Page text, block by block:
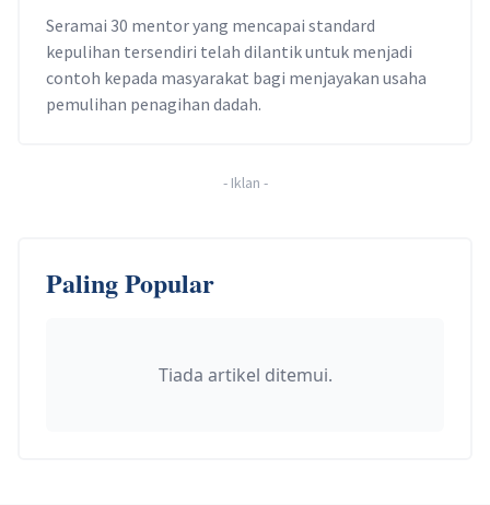
Seramai 30 mentor yang mencapai standard
kepulihan tersendiri telah dilantik untuk menjadi
contoh kepada masyarakat bagi menjayakan usaha
pemulihan penagihan dadah.
- Iklan -
Paling Popular
Tiada artikel ditemui.